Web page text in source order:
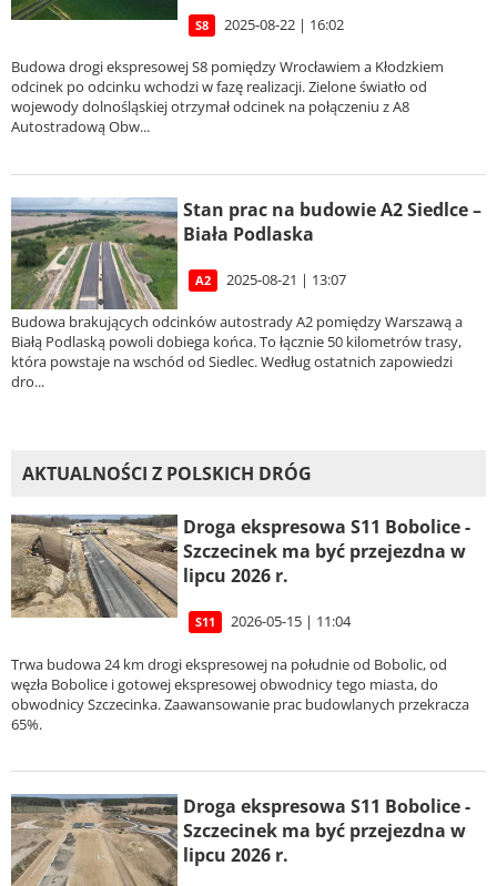
S8 2025-08-22 | 16:02
Budowa drogi ekspresowej S8 pomiędzy Wrocławiem a Kłodzkiem
odcinek po odcinku wchodzi w fazę realizacji. Zielone światło od
wojewody dolnośląskiej otrzymał odcinek na połączeniu z A8
Autostradową Obw...
Stan prac na budowie A2 Siedlce –
Biała Podlaska
A2 2025-08-21 | 13:07
Budowa brakujących odcinków autostrady A2 pomiędzy Warszawą a
Białą Podlaską powoli dobiega końca. To łącznie 50 kilometrów trasy,
która powstaje na wschód od Siedlec. Według ostatnich zapowiedzi
dro...
AKTUALNOŚCI Z POLSKICH DRÓG
Droga ekspresowa S11 Bobolice -
Szczecinek ma być przejezdna w
lipcu 2026 r.
S11 2026-05-15 | 11:04
Trwa budowa 24 km drogi ekspresowej na południe od Bobolic, od
węzła Bobolice i gotowej ekspresowej obwodnicy tego miasta, do
obwodnicy Szczecinka. Zaawansowanie prac budowlanych przekracza
65%.
Droga ekspresowa S11 Bobolice -
Szczecinek ma być przejezdna w
lipcu 2026 r.